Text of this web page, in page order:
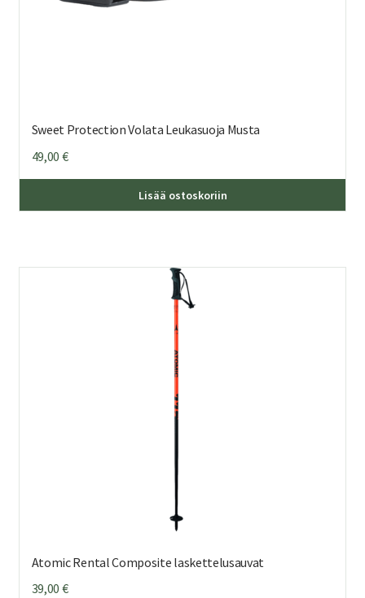
Sweet Protection Volata Leukasuoja Musta
49,00 €
Lisää ostoskoriin
Atomic Rental Composite laskettelusauvat
39,00 €